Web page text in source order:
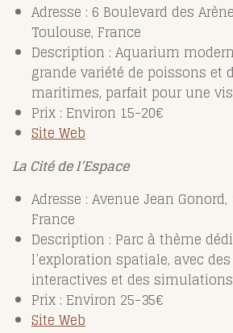
Adresse : 6 Boulevard des
Toulouse, France
Description : Aquarium
grande variété de poissons et
maritimes, parfait pour une
Prix : Environ 15-20€
Site Web
La Cité de l’Espace
Adresse : Avenue Jean
France
Description : Parc à thème
l’exploration spatiale, avec
interactives et des
Prix : Environ 25-35€
Site Web